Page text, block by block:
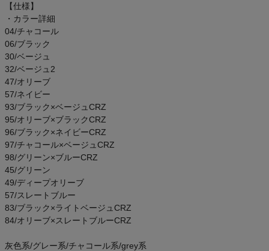
【仕様】
・カラー詳細
04/チャコール
06/ブラック
30/ベージュ
32/ベージュ2
47/オリーブ
57/ネイビー
93/ブラック×ベージュCRZ
95/オリーブ×ブラックCRZ
96/ブラック×ネイビーCRZ
97/チャコール×ベージュCRZ
98/グリーン×ブルーCRZ
45/グリーン
49/ディープオリーブ
57/スレートブルー
83/ブラック×ライトベージュCRZ
84/オリーブ×スレートブルーCRZ
灰色系/グレー系/チャコール系/grey系